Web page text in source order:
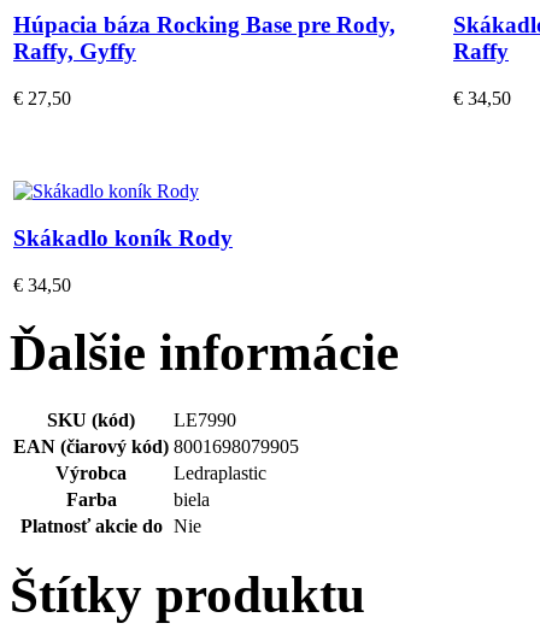
Húpacia báza Rocking Base pre Rody,
Raffy, Gyffy
€ 27,50
Raffy
€ 34,50
Skákadlo koník Rody
€ 34,50
Ďalšie informácie
SKU (kód)
LE7990
EAN (čiarový kód) 8001698079905
Výrobca
Ledraplastic
Farba
biela
Platnosť akcie do Nie
Štítky produktu